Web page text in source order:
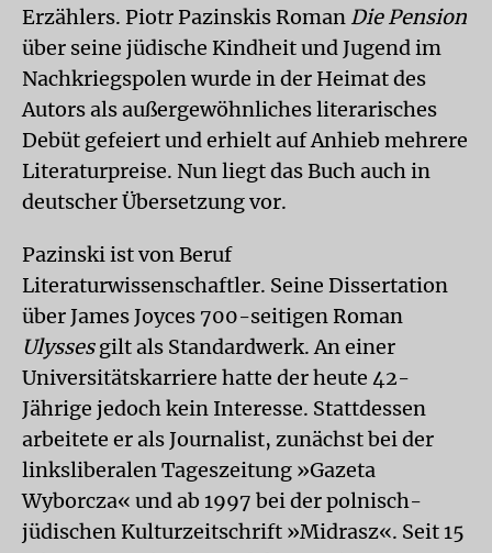
Erzählers. Piotr Pazinskis Roman Die Pension
über seine jüdische Kindheit und Jugend im
Nachkriegspolen wurde in der Heimat des
Autors als außergewöhnliches literarisches
Debüt gefeiert und erhielt auf Anhieb mehrere
Literaturpreise. Nun liegt das Buch auch in
deutscher Übersetzung vor.
Pazinski ist von Beruf
Literaturwissenschaftler. Seine Dissertation
über James Joyces 700-seitigen Roman
Ulyssesgilt als Standardwerk. An einer
Universitätskarriere hatte der heute 42-
Jährige jedoch kein Interesse. Stattdessen
arbeitete er als Journalist, zunächst bei der
linksliberalen Tageszeitung »Gazeta
Wyborcza« und ab 1997 bei der polnisch-
jüdischen Kulturzeitschrift »Midrasz«. Seit 15